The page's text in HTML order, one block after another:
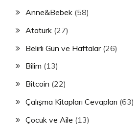
Anne&Bebek (58)
Atatürk (27)
Belirli Gün ve Haftalar(26)
Bilim (13)
Bitcoin (22)
Çalışma Kitapları Cevapları (63)
Çocuk ve Aile (13)